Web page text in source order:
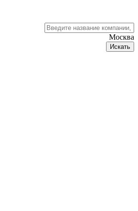
Москва
Искать